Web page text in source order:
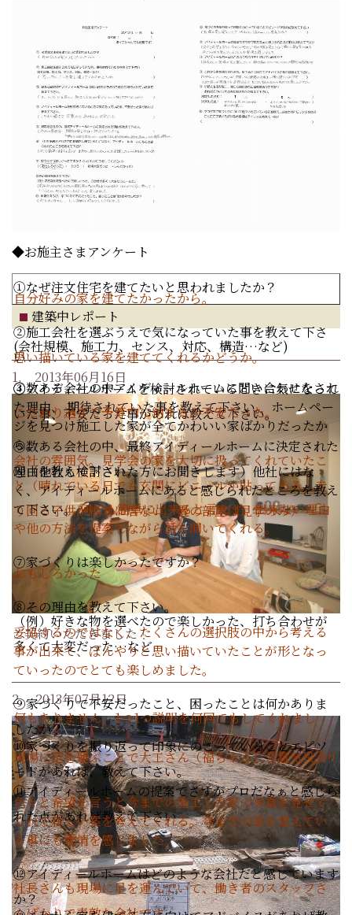
◆お施主さまアンケート
①なぜ注文住宅を建てたいと思われましたか？
自分好みの家を建てたかったから。
②施工会社を選ぶうえで気になっていた事を教えて下さ
い
(会社規模、施工力、センス、対応、構造…など)
思い描いている家を建ててくれるかどうか。
③数ある会社の中アイディールホームに問い合わせをされ
た理由、 期待されていた事を教えて下さい。 ホームペー
ジを見つけ施工した家が全てかわいい家ばかりだったか
ら。
④アイディールホームを検討されているときに気になって
いた事、不安だった事があれば教えて下さい。
こだわり過ぎて予算内に納まるか不安だった。
⑤数ある会社の中、最終アイディールホームに決定された
理由を教えて下さい。
会社の雰囲気。見学会の家を大切に扱ってくれていたこ
と（晴れている日でも玄関にビニールが貼ってある。走
り回る子供が絶対に居ない。畳の部屋は見学のみ）
⑥（他社も検討された方にお聞きします）他社にはな
く、アイディールホームにあると感じられたところを教え
て下さい。何でも簡単に出来ると言わず、出来ない理由
や他の方法を提案しながら話を聞いてくれる。
⑦家づくりは楽しかったですか？
おもしろかった
⑧その理由を教えて下さい。
（例）好きな物を選べたので楽しかった、打ち合わせが
多くて大変だった…など
妥協するのではなく、たくさんの選択肢の中から考える
事が出来て、ぼんやりと思い描いていたことが形となっ
ていったのでとても楽しめました。
⑨家づくりで不安だったこと、困ったことは何かありま
したか？
何もありません。1つ1つ説明を何回でもしてくれまし
た。
⑩家づくりを振り返って印象にのこっていることエピソ
ードがあれば、教えて下さい。
現場に足を運ぶことで大工さん（福ちゃん）と意気投合!!
⑪アイディールホームの提案でさすがプロだなぁと感じら
れた点があれば教えて下さい
色々と希望を言うと今までの施工した家の写真を見せて
くれて新しい案を考えてくれる。今までの家を覚えてい
る事にも愛情を感じました。
⑫アイディールホームはどのような会社だと感じています
か？
社長さんも現場に足を運んでいて、働き者のスタッフさ
建築中レポート
1. 2013年06月16日
ご契約いただきました！
2. 2013年07月12日